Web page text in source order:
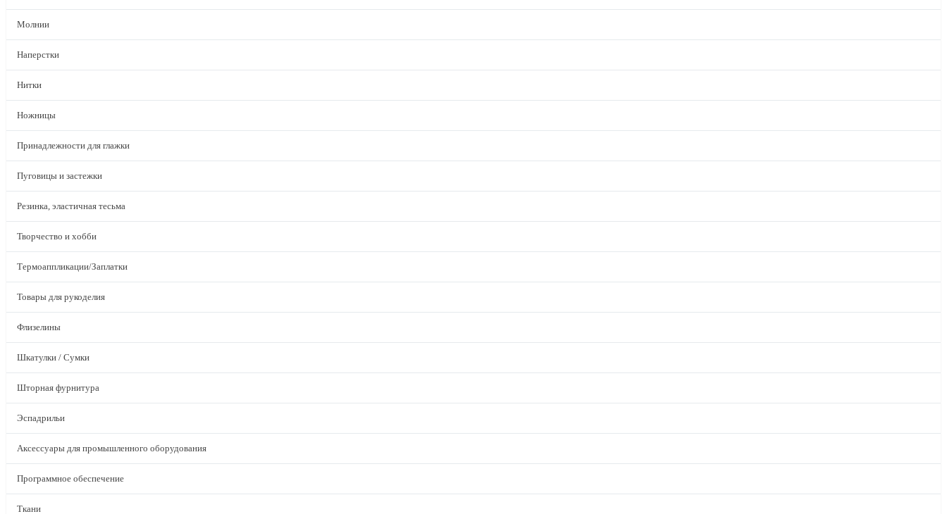
Молнии
Наперстки
Нитки
Ножницы
Принадлежности для глажки
Пуговицы и застежки
Резинка, эластичная тесьма
Творчество и хобби
Термоаппликации/Заплатки
Товары для рукоделия
Флизелины
Шкатулки / Сумки
Шторная фурнитура
Эспадрильи
Аксессуары для промышленного оборудования
Программное обеспечение
Ткани